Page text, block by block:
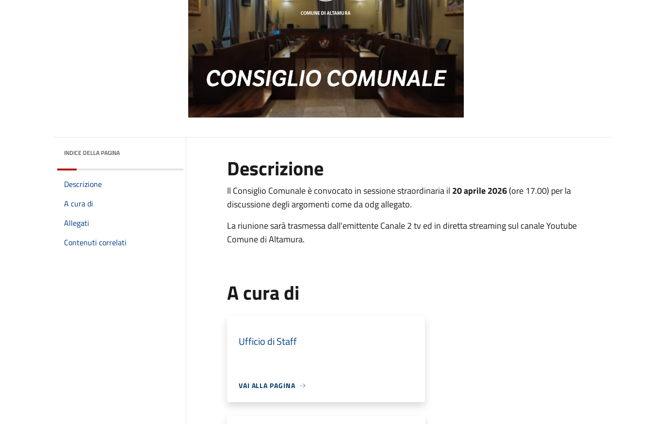
INDICE DELLA PAGINA
Descrizione
A cura di
Allegati
Contenuti correlati
Descrizione
Il Consiglio Comunale è convocato in sessione straordinaria il 20 aprile 2026(ore 17.00) per la
discussione degli argomenti come da odg allegato.
La riunione sarà trasmessa dall'emittente Canale 2 tv ed in diretta streaming sul canale Youtube
Comune di Altamura.
A cura di
Ufficio di Staff
VAI ALLA PAGINA